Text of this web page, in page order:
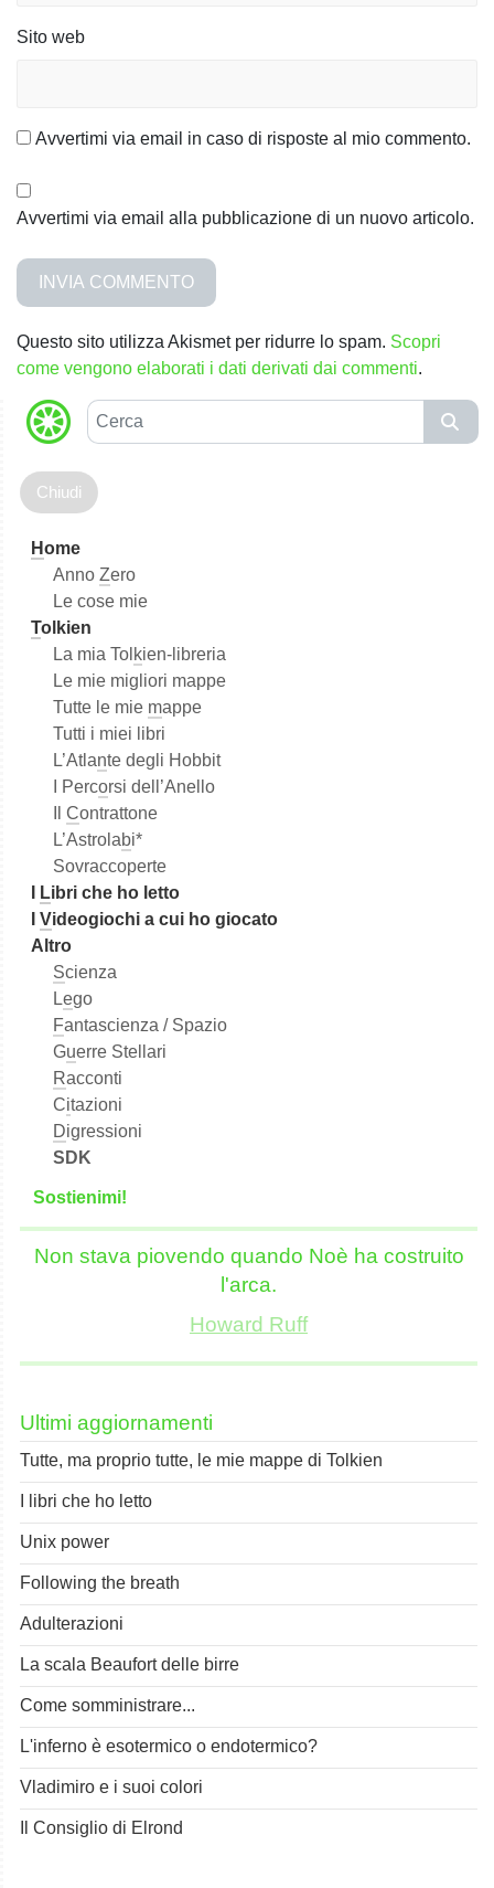
l
Sito web
Avvertimi via email in caso di risposte al mio commento.
Avvertimi via email alla pubblicazione di un nuovo articolo.
Questo sito utilizza Akismet per ridurre lo spam. Scopri
come vengono elaborati i dati derivati dai commenti.
C
e
c
Home
Anno Zero
Le cose mie
Tolkien
La mia Tol kien-libreria
Le mie migliori mappe
Tutte le mie mappe
Tutti i miei libri
L’Atlante degli Hobbit
I Percorsi dell’Anello
Contrattone
L’Astrolabi*
Sovraccoperte
Libri che ho letto
Videogiochi a cui ho giocato
Altro
Scienza
Lego
Fantascienza / Spazio
Guerre Stellari
Racconti
Citazioni
Digressioni
SDK
Sostienimi!
Non stava piovendo quando Noè ha costruito
l'arca.
Howard Ruff
Ultimi aggiornamenti
Tutte, ma proprio tutte, le mie mappe di Tolkien
I libri che ho letto
Unix power
Following the breath
Adulterazioni
La scala Beaufort delle birre
Come somministrare...
L'inferno è esotermico o endotermico?
Vladimiro e i suoi colori
Il Consiglio di Elrond